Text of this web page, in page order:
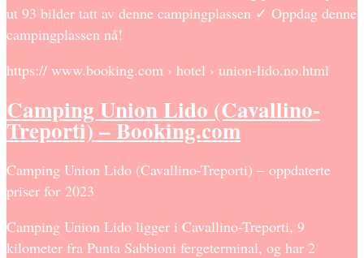
ut 93 bilder tatt av denne campingplassen ✓ Oppdag denne
campingplassen nå!
https:// www.booking.com › hotel › union-lido.no.html
Camping Union Lido (Cavallino-
Treporti) – Booking.com
Camping Union Lido (Cavallino-Treporti) – oppdaterte
priser for 2023
Camping Union Lido ligger i Cavallino-Treporti, 9
kilometer fra Punta Sabbioni fergeterminal, og har 2